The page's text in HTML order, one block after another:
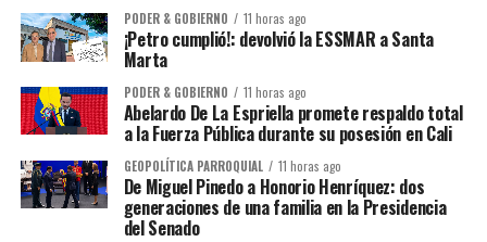
PODER & GOBIERNO 11 horas ago
¡Petro cumplió!: devolvió la ESSMAR a Santa
Marta
PODER & GOBIERNO 11 horas ago
Abelardo De La Espriella promete respaldo total
a la Fuerza Pública durante su posesión en Cali
GEOPOLÍTICA PARROQUIAL 11 horas ago
De Miguel Pinedo a Honorio Henríquez: dos
generaciones de una familia en la Presidencia
del Senado